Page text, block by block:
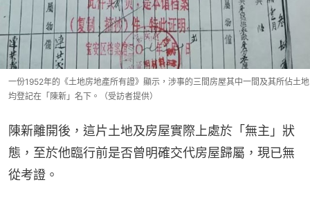
一份1952年的《土地房地產所有證》顯示，涉事的三間房屋其中一間及其所佔土地
均登記在「陳新」名下。（受訪者提供）
陳新離開後，這片土地及房屋實際上處於「無主」狀
態，至於他臨行前是否曾明確交代房屋歸屬，現已無
從考證。